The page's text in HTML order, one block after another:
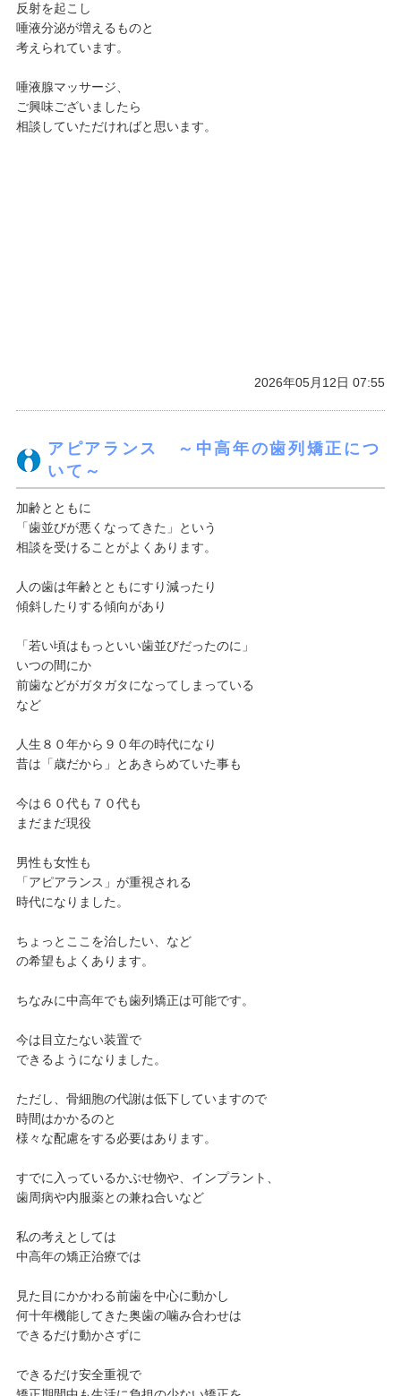
反射を起こし
唾液分泌が増えるものと
考えられています。
唾液腺マッサージ、
ご興味ございましたら
相談していただければと思います。
2026年05月12日 07:55
アピアランス ～中高年の歯列矯正につ
いて～
加齢とともに
「歯並びが悪くなってきた」という
相談を受けることがよくあります。
人の歯は年齢とともにすり減ったり
傾斜したりする傾向があり
「若い頃はもっといい歯並びだったのに」
いつの間にか
前歯などがガタガタになってしまっている
など
人生８０年から９０年の時代になり
昔は「歳だから」とあきらめていた事も
今は６０代も７０代も
まだまだ現役
男性も女性も
「アピアランス」が重視される
時代になりました。
ちょっとここを治したい、など
の希望もよくあります。
ちなみに中高年でも歯列矯正は可能です。
今は目立たない装置で
できるようになりました。
ただし、骨細胞の代謝は低下していますので
時間はかかるのと
様々な配慮をする必要はあります。
すでに入っているかぶせ物や、インプラント、
歯周病や内服薬との兼ね合いなど
私の考えとしては
中高年の矯正治療では
見た目にかかわる前歯を中心に動かし
何十年機能してきた奥歯の噛み合わせは
できるだけ動かさずに
できるだけ安全重視で